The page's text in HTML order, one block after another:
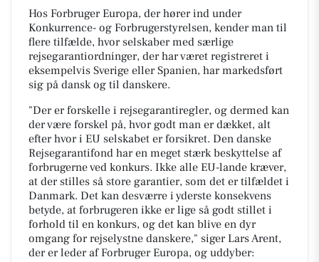
Hos Forbruger Europa, der hører ind under
Konkurrence- og Forbrugerstyrelsen, kender man til
flere tilfælde, hvor selskaber med særlige
rejsegarantiordninger, der har været registreret i
eksempelvis Sverige eller Spanien, har markedsført
sig på dansk og til danskere.
"Der er forskelle i rejsegarantiregler, og dermed kan
der være forskel på, hvor godt man er dækket, alt
efter hvor i EU selskabet er forsikret. Den danske
Rejsegarantifond har en meget stærk beskyttelse af
forbrugerne ved konkurs. Ikke alle EU-lande kræver,
at der stilles så store garantier, som det er tilfældet i
Danmark. Det kan desværre i yderste konsekvens
betyde, at forbrugeren ikke er lige så godt stillet i
forhold til en konkurs, og det kan blive en dyr
omgang for rejselystne danskere," siger Lars Arent,
der er leder af Forbruger Europa, og uddyber: